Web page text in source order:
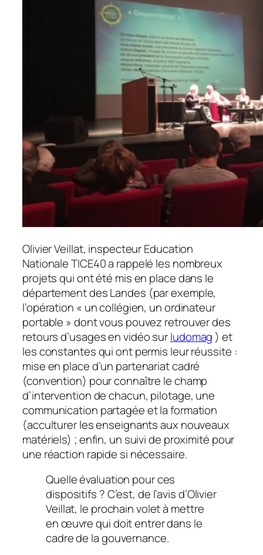
Olivier Veillat, inspecteur Education
Nationale TICE40 a rappelé les nombreux
projets qui ont été mis en place dans le
département des Landes (par exemple,
l’opération « un collégien, un ordinateur
portable » dont vous pouvez retrouver des
retours d’usages en vidéo surludomag ) et
les constantes qui ont permis leur réussite :
mise en place d’un partenariat cadré
(convention) pour connaître le champ
d’intervention de chacun, pilotage, une
communication partagée et la formation
(acculturer les enseignants aux nouveaux
matériels) ; enfin, un suivi de proximité pour
une réaction rapide si nécessaire.
Quelle évaluation pour ces
dispositifs ? C’est, de l’avis d’Olivier
Veillat, le prochain volet à mettre
en œuvre qui doit entrer dans le
cadre de la gouvernance.